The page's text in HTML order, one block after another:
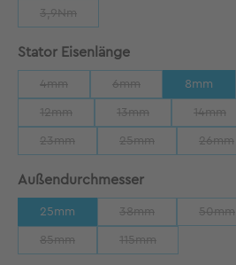
3,9Nm
Stator Eisenlängeauswählen
4mm 6mm 8mm
12mm 13mm 14mm
23mm 25mm 26mm
Außendurchmesserauswählen
25mm 38mm 50mm
85mm 115mm